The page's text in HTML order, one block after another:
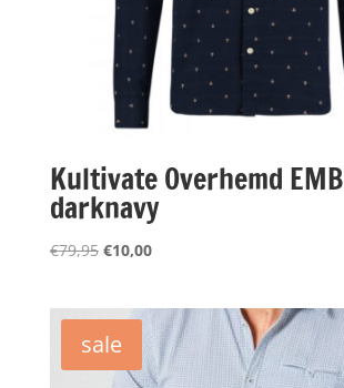
Kultivate Overhemd EMB
darknavy
€79,95 Oorspronkelijke
€79,95.
€10,00Huidige
€10,00.
sale